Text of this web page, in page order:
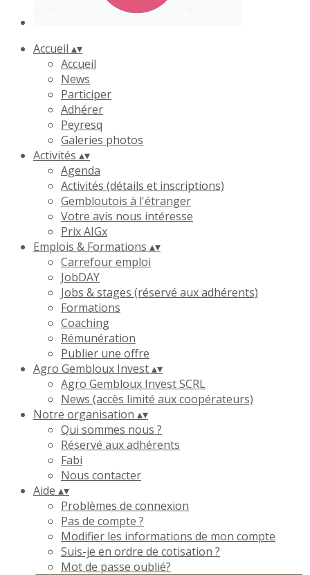
Accueil ▴▾
Accueil
News
Participer
Adhérer
Peyresq
Galeries photos
Activités ▴▾
Agenda
Activités (détails et inscriptions)
Gembloutois à l'étranger
Votre avis nous intéresse
Prix AIGx
Emplois & Formations ▴▾
Carrefour emploi
JobDAY
Jobs & stages (réservé aux adhérents)
Formations
Coaching
Rémunération
Publier une offre
Agro Gembloux Invest▴▾
Agro Gembloux Invest SCRL
News (accès limité aux coopérateurs)
Notre organisation ▴▾
Qui sommes nous ?
Réservé aux adhérents
Fabi
Nous contacter
Aide ▴▾
Problèmes de connexion
Pas de compte ?
Modifier les informations de mon compte
Suis-je en ordre de cotisation ?
Mot de passe oublié?